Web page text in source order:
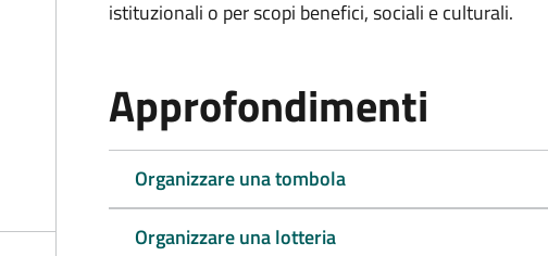
istituzionali o per scopi benefici, sociali e culturali.
Approfondimenti
Organizzare una tombola
Organizzare una lotteria